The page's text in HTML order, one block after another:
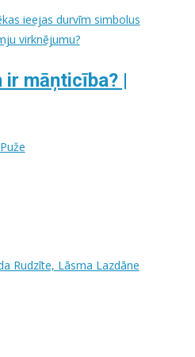
ir māņticība? |
Rudzīte, Lāsma Lazdāne